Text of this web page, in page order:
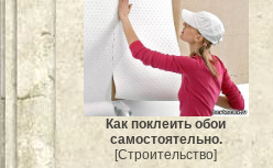
Как поклеить обои
самостоятельно.
[Строительство]